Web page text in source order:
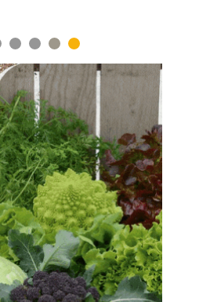
2 3 4 5